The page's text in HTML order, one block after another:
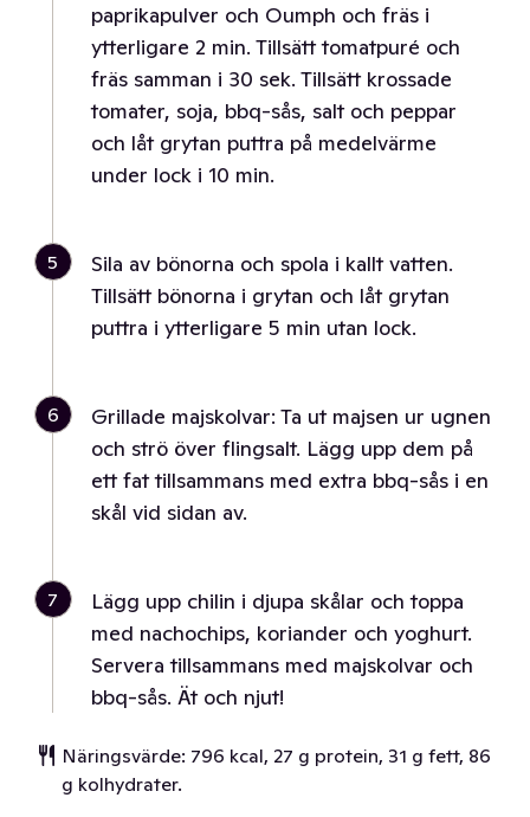
paprikapulver och Oumph och fräs i
ytterligare 2 min. Tillsätt tomatpuré och
fräs samman i 30 sek. Tillsätt krossade
tomater, soja, bbq-sås, salt och peppar
och låt grytan puttra på medelvärme
under lock i 10 min.
5
Sila av bönorna och spola i kallt vatten.
Tillsätt bönorna i grytan och låt grytan
puttra i ytterligare 5 min utan lock.
6
Grillade majskolvar: Ta ut majsen ur ugnen
och strö över flingsalt. Lägg upp dem på
ett fat tillsammans med extra bbq-sås i en
skål vid sidan av.
7
Lägg upp chilin i djupa skålar och toppa
med nachochips, koriander och yoghurt.
Servera tillsammans med majskolvar och
bbq-sås. Ät och njut!
Näringsvärde: 796 kcal, 27 g protein, 31 g fett, 86
g kolhydrater.